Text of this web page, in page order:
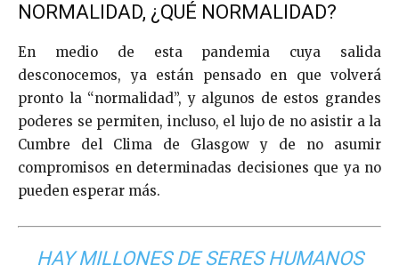
NORMALIDAD, ¿QUÉ NORMALIDAD?
En medio de esta pandemia cuya salida
desconocemos, ya están pensado en que volverá
pronto la “normalidad”, y algunos de estos grandes
poderes se permiten, incluso, el lujo de no asistir a la
Cumbre del Clima de Glasgow y de no asumir
compromisos en determinadas decisiones que ya no
pueden esperar más.
HAY MILLONES DE SERES HUMANOS